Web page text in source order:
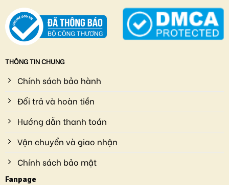
THÔNG TIN CHUNG
Chính sách bảo hành
Đổi trả và hoàn tiền
Hướng dẫn thanh toán
Vận chuyển và giao nhận
Chính sách bảo mật
Fanpage